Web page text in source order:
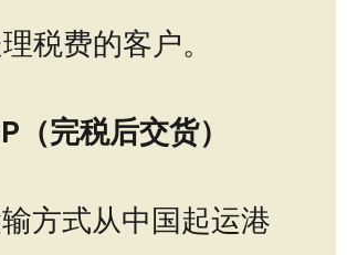
税费的客户。
（完税后交货）
方式从中国起运港